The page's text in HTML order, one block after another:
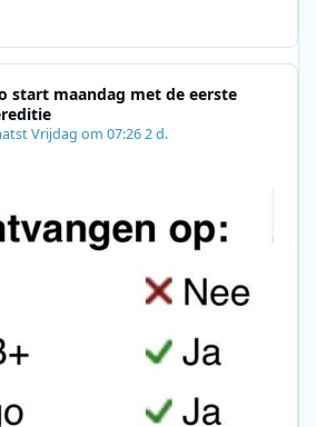
start maandag met de eerste
Vrijdag om 07:262 d.